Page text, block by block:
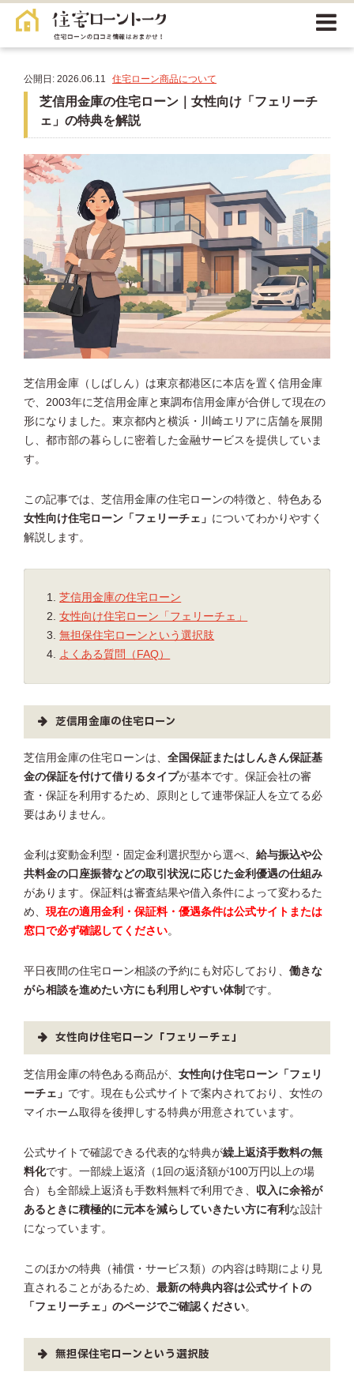
公開日: 2026.06.11 住宅ローン商品について
芝信用金庫の住宅ローン｜女性向け「フェリーチ
ェ」の特典を解説
芝信用金庫（しばしん）は東京都港区に本店を置く信用金庫
で、2003年に芝信用金庫と東調布信用金庫が合併して現在の
形になりました。東京都内と横浜・川崎エリアに店舗を展開
し、都市部の暮らしに密着した金融サービスを提供していま
す。
この記事では、芝信用金庫の住宅ローンの特徴と、特色ある
女性向け住宅ローン「フェリーチェ」 についてわかりやすく
解説します。
芝信用金庫の住宅ローン
女性向け住宅ローン「フェリーチェ」
無担保住宅ローンという選択肢
よくある質問（FAQ）
芝信用金庫の住宅ローン
芝信用金庫の住宅ローンは、 全国保証またはしんきん保証基
金の保証を付けて借りるタイプが基本です。保証会社の審
査・保証を利用するため、原則として連帯保証人を立てる必
要はありません。
金利は変動金利型・固定金利選択型から選べ、 給与振込や公
共料金の口座振替などの取引状況に応じた金利優遇の仕組み
があります。保証料は審査結果や借入条件によって変わるた
め、 現在の適用金利・保証料・優遇条件は公式サイトまたは
窓口で必ず確認してください。
平日夜間の住宅ローン相談の予約にも対応しており、 働きな
がら相談を進めたい方にも利用しやすい体制 です。
女性向け住宅ローン「フェリーチェ」
芝信用金庫の特色ある商品が、 女性向け住宅ローン「フェリ
ーチェ」 です。現在も公式サイトで案内されており、女性の
マイホーム取得を後押しする特典が用意されています。
公式サイトで確認できる代表的な特典が繰上返済手数料の無
料化です。一部繰上返済（1回の返済額が100万円以上の場
合）も全部繰上返済も手数料無料で利用でき、 収入に余裕が
あるときに積極的に元本を減らしていきたい方に有利 な設計
になっています。
このほかの特典（補償・サービス類）の内容は時期により見
直されることがあるため、 最新の特典内容は公式サイトの
「フェリーチェ」のページでご確認ください。
無担保住宅ローンという選択肢